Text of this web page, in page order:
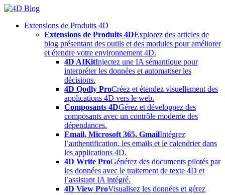
Skip
contentExtensions de Produits 4D
Extensions de Produits 4DExplorez des articles de
blog présentant des outils et des modules pour améliorer
et étendre votre environnement 4D.
4D AIKitInjectez une IA sémantique pour
interpréter les données et automatiser les
décisions.
4D Qodly ProCréez et étendez visuellement des
applications 4D vers le web.
Composants 4DGérez et développez des
composants avec un contrôle moderne des
dépendances.
Email, Microsoft 365, GmailIntégrez
l’authentification, les emails et le calendrier dans
les applications 4D.
4D Write ProGénérez des documents pilotés par
les données avec le traitement de texte 4D et
l’assistant IA intégré.
4D View ProVisualisez les données et gérez